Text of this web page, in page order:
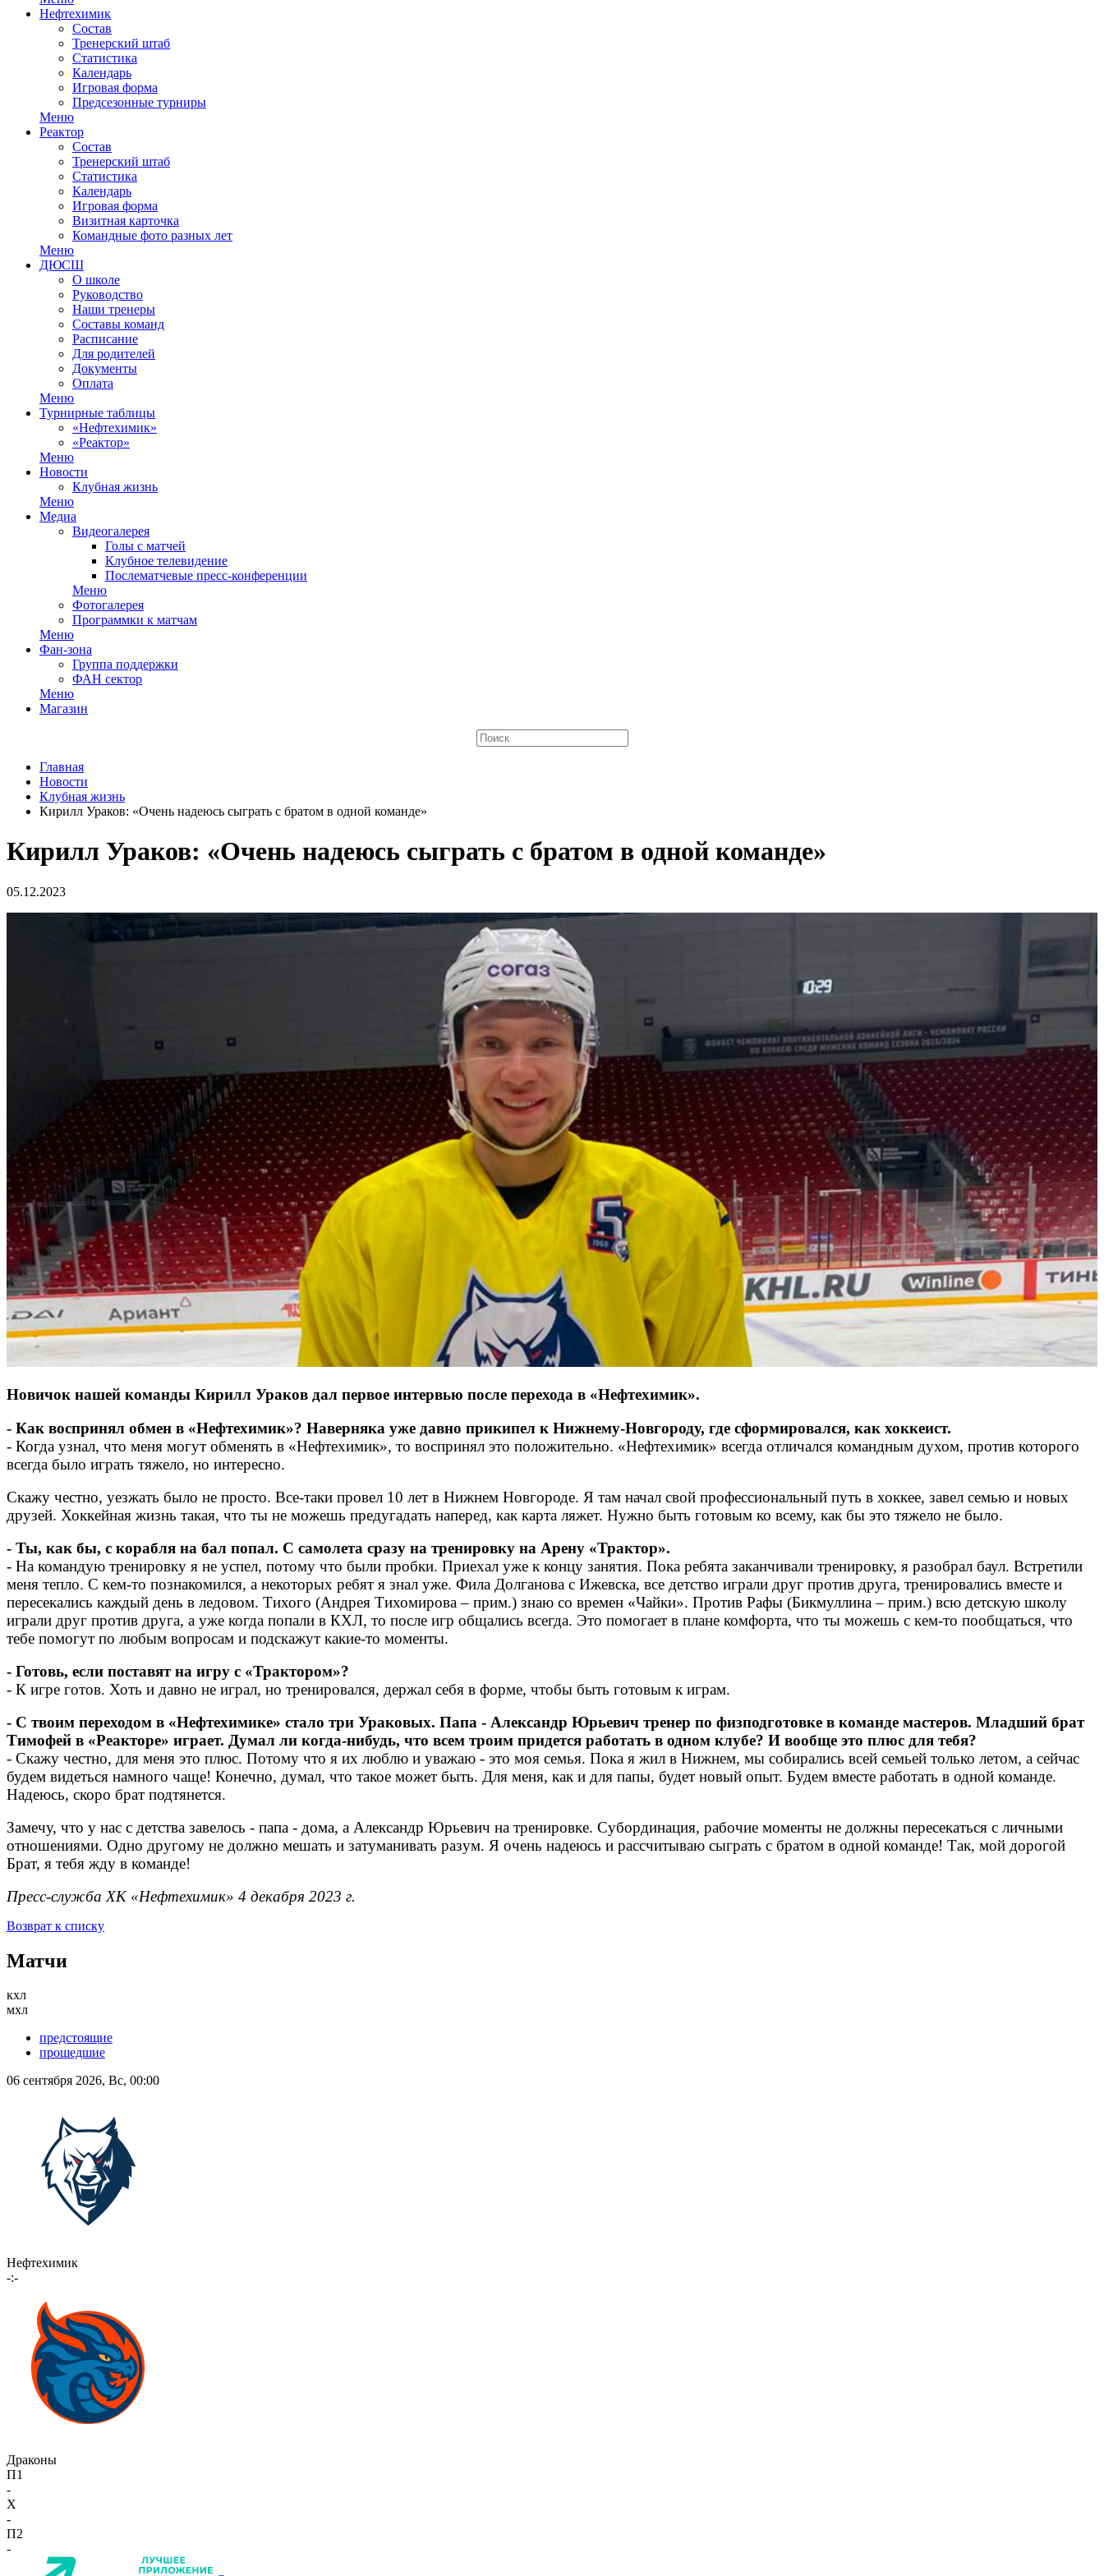
Нефтехимик
Состав
Тренерский штаб
Статистика
Календарь
Игровая форма
Предсезонные турниры
Меню
Реактор
Состав
Тренерский штаб
Статистика
Календарь
Игровая форма
Визитная карточка
Командные фото разных лет
Меню
ДЮСШ
О школе
Руководство
Наши тренеры
Составы команд
Расписание
Для родителей
Документы
Оплата
Меню
Турнирные таблицы
«Нефтехимик»
«Реактор»
Меню
Новости
Клубная жизнь
Меню
Медиа
Видеогалерея
Голы с матчей
Клубное телевидение
Послематчевые пресс-конференции
Меню
Фотогалерея
Программки к матчам
Меню
Фан-зона
Группа поддержки
ФАН сектор
Меню
Магазин
Главная
Новости
Клубная жизнь
Кирилл Ураков: «Очень надеюсь сыграть с братом в одной команде»
Кирилл Ураков: «Очень надеюсь сыграть с братом в одной команде»
05.12.2023
Новичок нашей команды Кирилл Ураков дал первое интервью после перехода в «Нефтехимик».
- Как воспринял обмен в «Нефтехимик»? Наверняка уже давно прикипел к Нижнему-Новгороду, где сформировался, как хоккеист.
- Когда узнал, что меня могут обменять в «Нефтехимик», то воспринял это положительно. «Нефтехимик» всегда отличался командным духом, против которого
всегда было играть тяжело, но интересно.
Скажу честно, уезжать было не просто. Все-таки провел 10 лет в Нижнем Новгороде. Я там начал свой профессиональный путь в хоккее, завел семью и новых
друзей. Хоккейная жизнь такая, что ты не можешь предугадать наперед, как карта ляжет. Нужно быть готовым ко всему, как бы это тяжело не было.
- Ты, как бы, с корабля на бал попал. С самолета сразу на тренировку на Арену «Трактор».
- На командую тренировку я не успел, потому что были пробки. Приехал уже к концу занятия. Пока ребята заканчивали тренировку, я разобрал баул. Встретили
меня тепло. С кем-то познакомился, а некоторых ребят я знал уже. Фила Долганова с Ижевска, все детство играли друг против друга, тренировались вместе и
пересекались каждый день в ледовом. Тихого (Андрея Тихомирова – прим.) знаю со времен «Чайки». Против Рафы (Бикмуллина – прим.) всю детскую школу
играли друг против друга, а уже когда попали в КХЛ, то после игр общались всегда. Это помогает в плане комфорта, что ты можешь с кем-то пообщаться, что
тебе помогут по любым вопросам и подскажут какие-то моменты.
- Готовь, если поставят на игру с «Трактором»?
- К игре готов. Хоть и давно не играл, но тренировался, держал себя в форме, чтобы быть готовым к играм.
- С твоим переходом в «Нефтехимике» стало три Ураковых. Папа - Александр Юрьевич тренер по физподготовке в команде мастеров. Младший брат
Тимофей в «Реакторе» играет. Думал ли когда-нибудь, что всем троим придется работать в одном клубе? И вообще это плюс для тебя?
- Скажу честно, для меня это плюс. Потому что я их люблю и уважаю - это моя семья. Пока я жил в Нижнем, мы собирались всей семьей только летом, а сейчас
будем видеться намного чаще! Конечно, думал, что такое может быть. Для меня, как и для папы, будет новый опыт. Будем вместе работать в одной команде.
Надеюсь, скоро брат подтянется.
Замечу, что у нас с детства завелось - папа - дома, а Александр Юрьевич на тренировке. Субординация, рабочие моменты не должны пересекаться с личными
отношениями. Одно другому не должно мешать и затуманивать разум. Я очень надеюсь и рассчитываю сыграть с братом в одной команде! Так, мой дорогой
Брат, я тебя жду в команде!
Пресс-служба ХК «Нефтехимик» 4 декабря 2023 г.
Возврат к списку
Матчи
кхл
мхл
предстоящие
прошедшие
06 сентября 2026, Вс, 00:00
Нефтехимик
-:-
Драконы
П1
-
X
-
П2
-